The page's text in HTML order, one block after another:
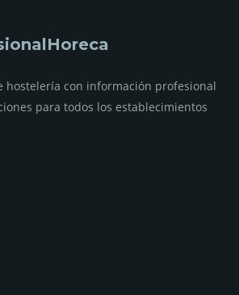
hostelería con información profesional
para todos los establecimientos